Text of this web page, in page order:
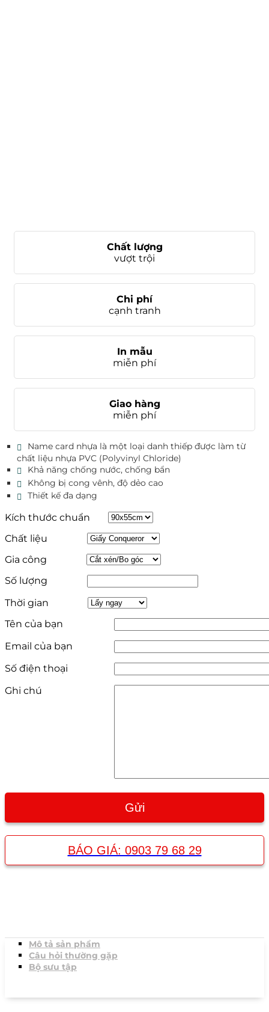
Chất lượng
vượt trội
Chi phí
cạnh tranh
In mẫu
miễn phí
Giao hàng
miễn phí
Name card nhựa là một loại danh thiếp được làm từ
chất liệu nhựa PVC (Polyvinyl Chloride)
Khả năng chống nước, chống bẩn
Không bị cong vênh, độ dẻo cao
Thiết kế đa dạng
Kích thước chuẩn
Chất liệu
Gia công
Số lượng
Thời gian
Tên của bạn
Email của bạn
Số điện thoại
Ghi chú
BÁO GIÁ: 0903 79 68 29
Mô tả sản phẩm
Câu hỏi thường gặp
Bộ sưu tập